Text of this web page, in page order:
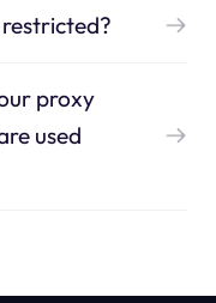
proxy
used